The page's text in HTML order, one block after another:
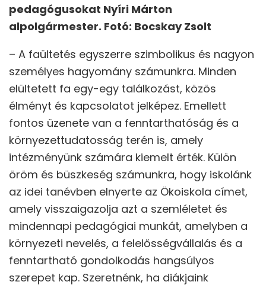
pedagógusokat Nyíri Márton
alpolgármester. Fotó: Bocskay Zsolt
– A faültetés egyszerre szimbolikus és nagyon
személyes hagyomány számunkra. Minden
elültetett fa egy-egy találkozást, közös
élményt és kapcsolatot jelképez. Emellett
fontos üzenete van a fenntarthatóság és a
környezettudatosság terén is, amely
intézményünk számára kiemelt érték. Külön
öröm és büszkeség számunkra, hogy iskolánk
az idei tanévben elnyerte az Ökoiskola címet,
amely visszaigazolja azt a szemléletet és
mindennapi pedagógiai munkát, amelyben a
környezeti nevelés, a felelősségvállalás és a
fenntartható gondolkodás hangsúlyos
szerepet kap. Szeretnénk, ha diákjaink